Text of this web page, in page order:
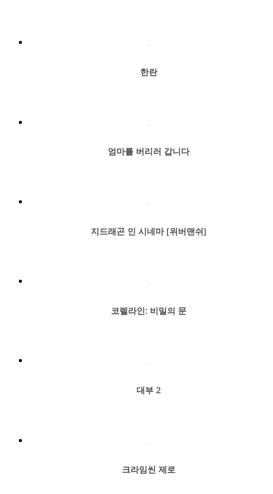
한란
엄마를 버리러 갑니다
지드래곤 인 시네마 [위버맨쉬]
코렐라인: 비밀의 문
대부 2
크라임씬 제로